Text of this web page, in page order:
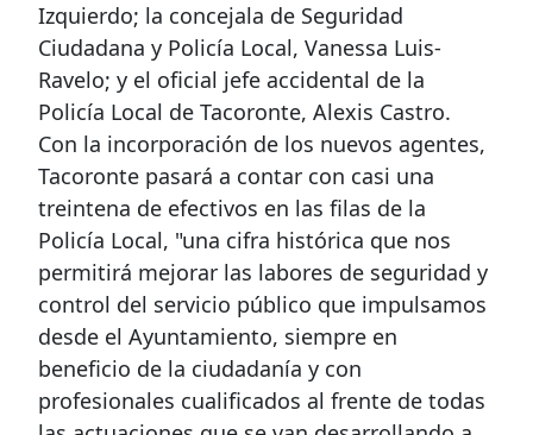
Izquierdo; la concejala de Seguridad
Ciudadana y Policía Local, Vanessa Luis-
Ravelo; y el oficial jefe accidental de la
Policía Local de Tacoronte, Alexis Castro.
Con la incorporación de los nuevos agentes,
Tacoronte pasará a contar con casi una
treintena de efectivos en las filas de la
Policía Local, "una cifra histórica que nos
permitirá mejorar las labores de seguridad y
control del servicio público que impulsamos
desde el Ayuntamiento, siempre en
beneficio de la ciudadanía y con
profesionales cualificados al frente de todas